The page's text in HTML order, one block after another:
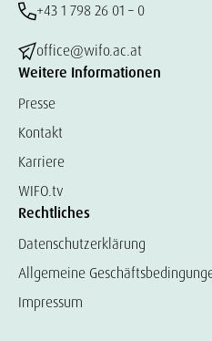
+43 1 798 26 01 – 0
office@wifo.ac.at
Weitere Informationen
Presse
Kontakt
Karriere
WIFO.tv
Rechtliches
Datenschutzerklärung
Allgemeine
Impressum